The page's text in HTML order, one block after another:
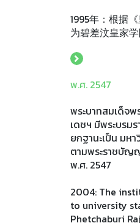
1995年：根据
为碧差汶皇家学
พ.ศ. 2547
พระบาทสมเด็จ
เดชฯ มีพระบรมร
ยกฐานะเป็น มห
ตามพระราชบัญ
พ.ศ. 2547
2004: The
to university
Phetchaburi